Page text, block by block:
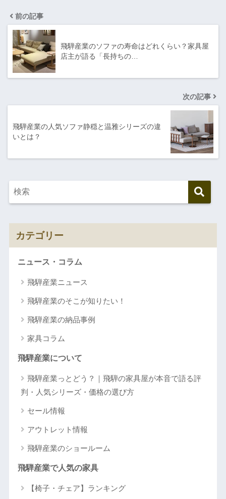
前の記事
飛騨産業のソファの寿命はどれくらい？家具屋
店主が語る「長持ちの…
次の記事
飛騨産業の人気ソファ静穏と温雅シリーズの違
いとは？
カテゴリー
ニュース・コラム
飛騨産業ニュース
飛騨産業のそこが知りたい！
飛騨産業の納品事例
家具コラム
飛騨産業について
飛騨産業っとどう？｜飛騨の家具屋が本音で語る評
判・人気シリーズ・価格の選び方
セール情報
アウトレット情報
飛騨産業のショールーム
飛騨産業で人気の家具
【椅子・チェア】ランキング